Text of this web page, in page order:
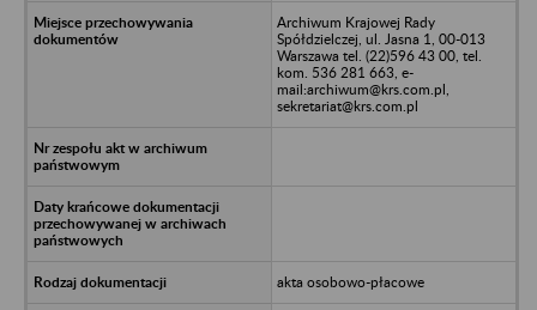
Archiwum Krajowej Rady
Spółdzielczej, ul. Jasna 1, 00-013
Warszawa tel. (22)596 43 00, tel.
kom. 536 281 663, e-
mail:archiwum@krs.com.pl,
sekretariat@krs.com.pl
akta osobowo-płacowe